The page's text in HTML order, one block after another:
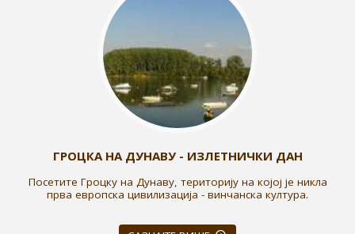
ГРОЦКА НА ДУНАВУ - ИЗЛЕТНИЧКИ ДАН
Посетите Гроцку на Дунаву, територију на којој је никла
прва европска цивилизација - винчанска култура.